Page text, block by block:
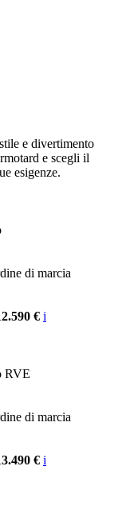
e divertimento
e scegli il
esigenze.
di marcia
€ i
RVE
di marcia
€ i